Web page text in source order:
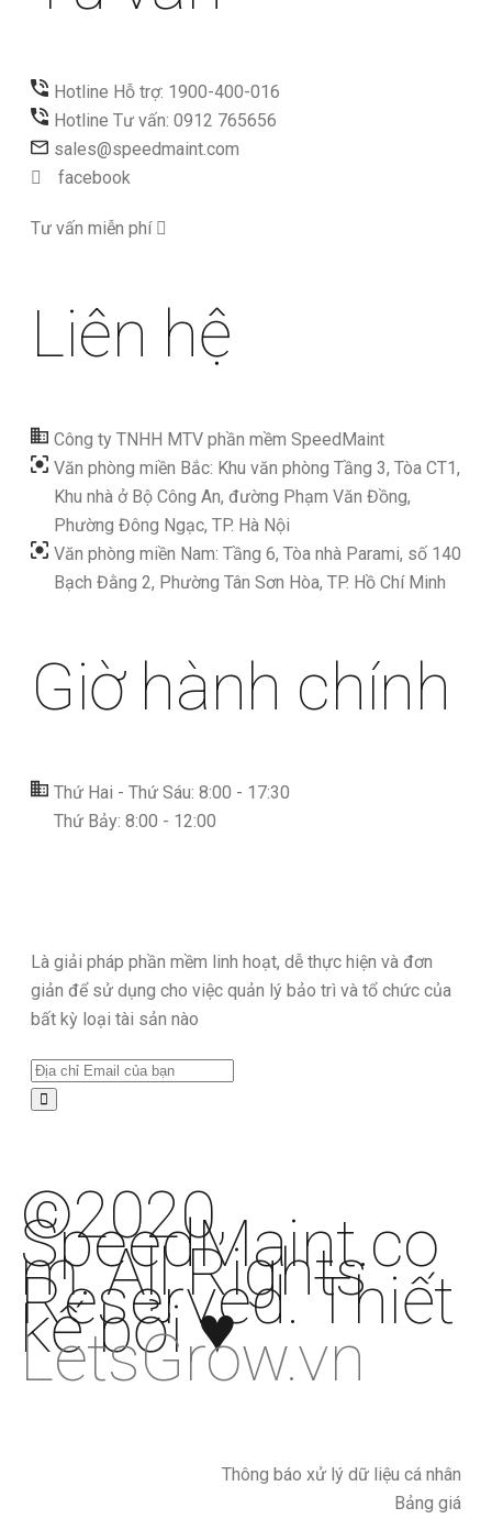
Hotline Hỗ trợ: 1900-400-016
Hotline Tư vấn: 0912 765656
sales@speedmaint.com
facebook
Tư vấn miễn phí
Liên hệ
Công ty TNHH MTV phần mềm SpeedMaint
Văn phòng miền Bắc: Khu văn phòng Tầng 3, Tòa CT1,
Khu nhà ở Bộ Công An, đường Phạm Văn Đồng,
Phường Đông Ngạc, TP. Hà Nội
Văn phòng miền Nam: Tầng 6, Tòa nhà Parami, số 140
Bạch Đằng 2, Phường Tân Sơn Hòa, TP. Hồ Chí Minh
Giờ hành chính
Thứ Hai - Thứ Sáu: 8:00 - 17:30
Thứ Bảy: 8:00 - 12:00
Là giải pháp phần mềm linh hoạt, dễ thực hiện và đơn
giản để sử dụng cho việc quản lý bảo trì và tổ chức của
bất kỳ loại tài sản nào
©2020,
SpeedMaint.co
m. All Rights
Reserved. Thiết
kế bởi♥
LetsGrow.vn
Thông báo xử lý dữ liệu cá nhân
Bảng giá